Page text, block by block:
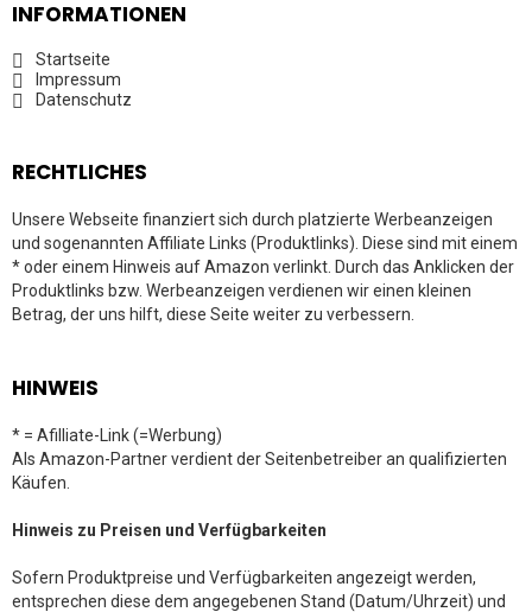
INFORMATIONEN
Startseite
Impressum
Datenschutz
RECHTLICHES
Unsere Webseite finanziert sich durch platzierte Werbeanzeigen
und sogenannten Affiliate Links (Produktlinks). Diese sind mit einem
* oder einem Hinweis auf Amazon verlinkt. Durch das Anklicken der
Produktlinks bzw. Werbeanzeigen verdienen wir einen kleinen
Betrag, der uns hilft, diese Seite weiter zu verbessern.
HINWEIS
* = Afilliate-Link (=Werbung)
Als Amazon-Partner verdient der Seitenbetreiber an qualifizierten
Käufen.
Hinweis zu Preisen und Verfügbarkeiten
Sofern Produktpreise und Verfügbarkeiten angezeigt werden,
entsprechen diese dem angegebenen Stand (Datum/Uhrzeit) und